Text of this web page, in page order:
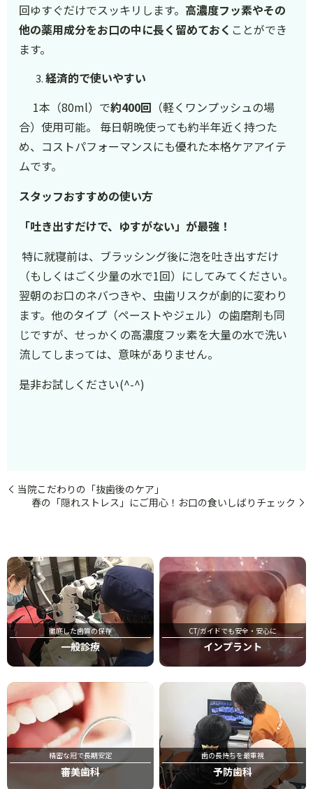
回ゆすぐだけでスッキリします。 高濃度フッ素やその
他の薬用成分をお口の中に長く留めておく ことができ
ます。
経済的で使いやすい
1本（80ml）で約400回 （軽くワンプッシュの場
合）使用可能。 毎日朝晩使っても約半年近く持つた
め、コストパフォーマンスにも優れた本格ケアアイテ
ムです。
スタッフおすすめの使い方
「吐き出すだけで、ゆすがない」が最強！
特に就寝前は、ブラッシング後に泡を吐き出すだけ
（もしくはごく少量の水で1回）にしてみてください。
翌朝のお口のネバつきや、虫歯リスクが劇的に変わり
ます。他のタイプ（ペーストやジェル）の歯磨剤も同
じですが、せっかくの高濃度フッ素を大量の水で洗い
流してしまっては、意味がありません。
是非お試しください(^-^)
当院こだわりの「抜歯後のケア」
春の「隠れストレス」にご用心！お口の食いしばりチェック
徹底した歯質の保存
一般診療
CT/ガイドでも安全・安心に
インプラント
精密な冠で長期安定
審美歯科
歯の長持ちを最重視
予防歯科